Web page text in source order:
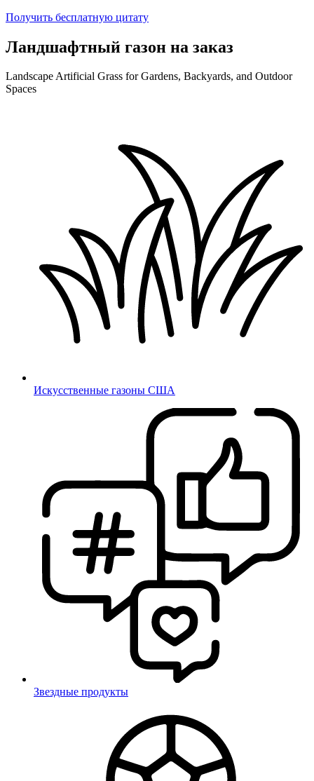
Получить бесплатную цитату
Ландшафтный газон на заказ
Landscape Artificial Grass for Gardens, Backyards, and Outdoor
Spaces
Искусственные газоны США
Звездные продукты